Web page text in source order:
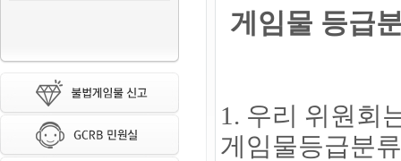
게임물 등급
1. 우리 위원회
게임물등급분